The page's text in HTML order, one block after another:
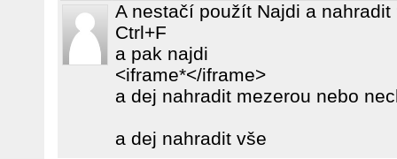
A nestačí použít Najdi a nahradit
Ctrl+F
a pak najdi
<iframe*</iframe>
a dej nahradit mezerou nebo
a dej nahradit vše